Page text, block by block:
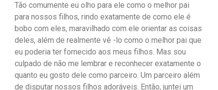
Tão comumente eu olho para ele como o melhor pai
para nossos filhos, rindo exatamente de como ele é
bobo com eles, maravilhado com ele orientar as coisas
deles, além de realmente vê -lo como o melhor pai que
eu poderia ter fornecido aos meus filhos. Mas sou
culpado de não me lembrar e reconhecer exatamente o
quanto eu gosto dele como parceiro. Um parceiro além
de disputar nossos filhos adoráveis. Então, juntei um